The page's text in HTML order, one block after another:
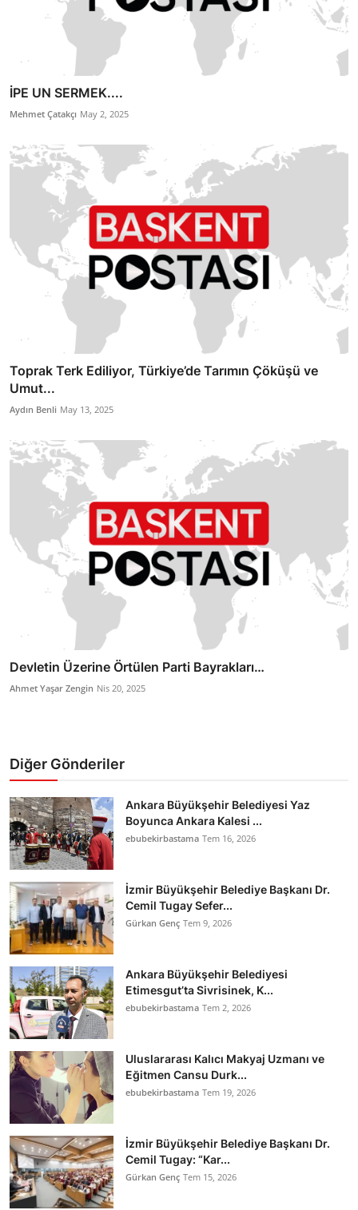
İPE UN SERMEK....
Mehmet Çatakçı May 2, 2025
Toprak Terk Ediliyor, Türkiye’de Tarımın Çöküşü ve
Umut...
Aydın Benli May 13, 2025
Devletin Üzerine Örtülen Parti Bayrakları…
Ahmet Yaşar Zengin Nis 20, 2025
Diğer Gönderiler
Ankara Büyükşehir Belediyesi Yaz
Boyunca Ankara Kalesi ...
ebubekirbastama Tem 16, 2026
İzmir Büyükşehir Belediye Başkanı Dr.
Cemil Tugay Sefer...
Gürkan Genç Tem 9, 2026
Ankara Büyükşehir Belediyesi
Etimesgut’ta Sivrisinek, K...
ebubekirbastama Tem 2, 2026
Uluslararası Kalıcı Makyaj Uzmanı ve
Eğitmen Cansu Durk...
ebubekirbastama Tem 19, 2026
İzmir Büyükşehir Belediye Başkanı Dr.
Cemil Tugay: “Kar...
Gürkan Genç Tem 15, 2026